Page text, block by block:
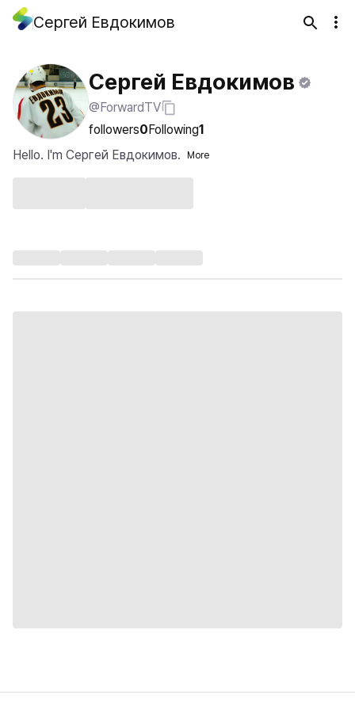
Сергей Евдокимов
Сергей Евдокимов
@ForwardTV
followers0Following1
Hello. I'm Сергей Евдокимов.
More